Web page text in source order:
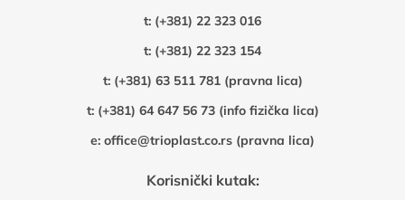
t: (+381) 22 323 016
t: (+381) 22 323 154
t: (+381) 63 511 781 (pravna lica)
t: (+381) 64 647 56 73 (info fizička lica)
e: office@trioplast.co.rs (pravna lica)
Korisnički kutak: